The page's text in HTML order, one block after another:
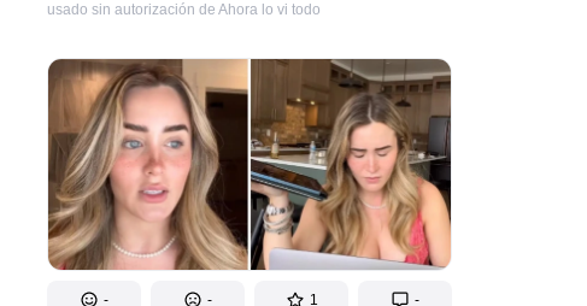
usado sin autorización de Ahora lo vi todo
- - 1 -